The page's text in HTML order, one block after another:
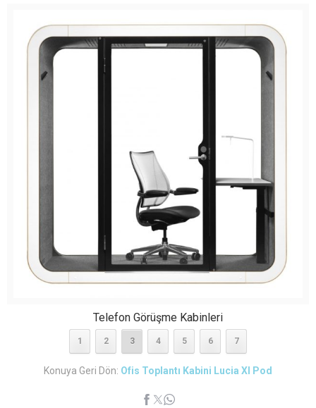
Telefon Görüşme Kabinleri
1 2 3 4 5 6 7
Konuya Geri Dön: Ofis Toplantı Kabini Lucia Xl Pod